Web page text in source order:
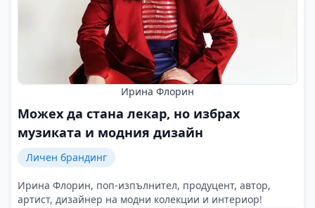
Ирина Флорин
Можех да стана лекар, но избрах
музиката и модния дизайн
Личен брандинг
Ирина Флорин, поп-изпълнител, продуцент, автор,
артист, дизайнер на модни колекции и интериор!